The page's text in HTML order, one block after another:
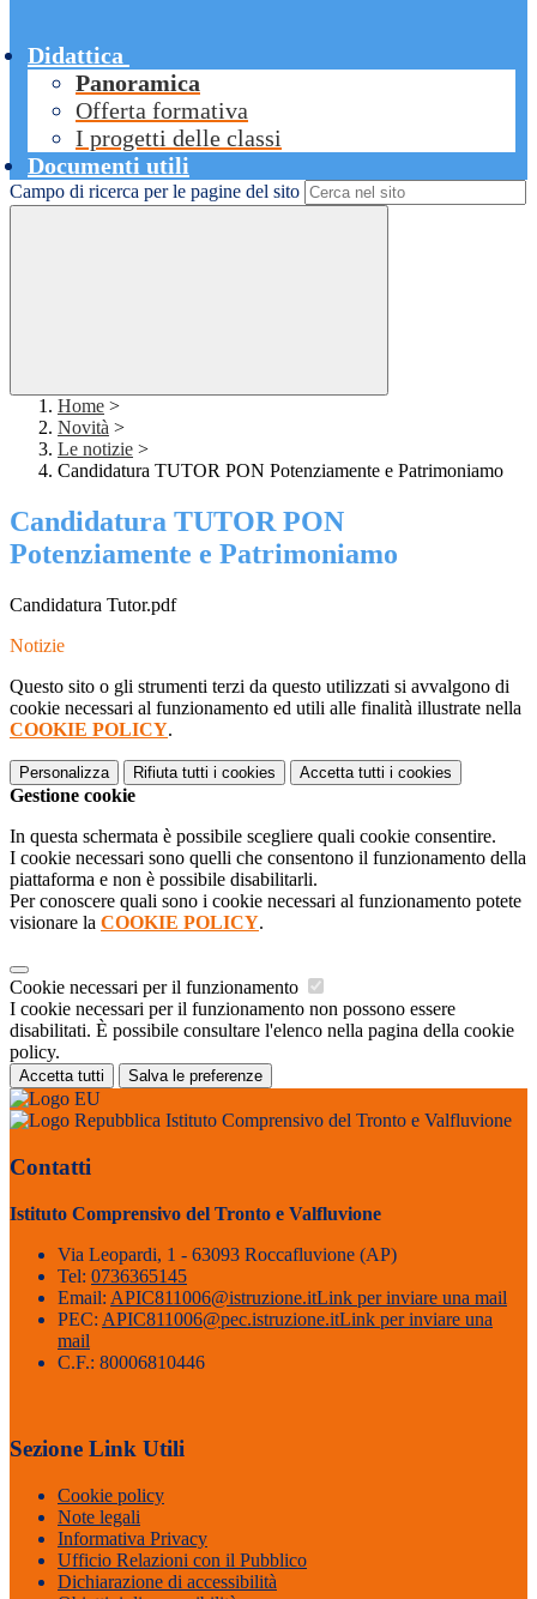
Didattica
Panoramica
Offerta formativa
I progetti delle classi
Documenti utili
Campo di ricerca per le pagine del sito
Home >
Novità >
Le notizie >
Candidatura TUTOR PON Potenziamente e Patrimoniamo
Candidatura TUTOR PON
Potenziamente e Patrimoniamo
Candidatura Tutor.pdf
Notizie
Questo sito o gli strumenti terzi da questo utilizzati si avvalgono di
cookie necessari al funzionamento ed utili alle finalità illustrate nella
COOKIE POLICY.
Personalizza Rifiuta tutti i cookies Accetta tutti i cookies
Gestione cookie
In questa schermata è possibile scegliere quali cookie consentire.
I cookie necessari sono quelli che consentono il funzionamento della
piattaforma e non è possibile disabilitarli.
Per conoscere quali sono i cookie necessari al funzionamento potete
visionare la COOKIE POLICY.
Cookie necessari per il funzionamento
I cookie necessari per il funzionamento non possono essere
disabilitati. È possibile consultare l'elenco nella pagina della cookie
policy.
Accetta tutti Salva le preferenze
Istituto Comprensivo del Tronto e Valfluvione
Contatti
Istituto Comprensivo del Tronto e Valfluvione
Via Leopardi, 1 - 63093 Roccafluvione (AP)
Tel: 0736365145
Email: APIC811006@istruzione.itLink per inviare una mail
PEC: APIC811006@pec.istruzione.itLink per inviare una
mail
C.F.: 80006810446
Sezione Link Utili
Cookie policy
Note legali
Informativa Privacy
Ufficio Relazioni con il Pubblico
Dichiarazione di accessibilità